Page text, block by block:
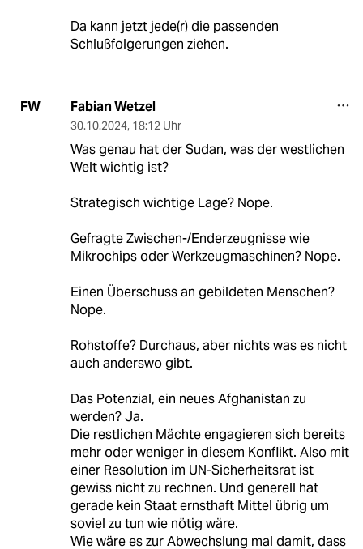
Da kann jetzt jede(r) die passenden
Schlußfolgerungen ziehen.
FW Fabian Wetzel
30.10.2024, 18:12 Uhr
Was genau hat der Sudan, was der westlichen
Welt wichtig ist?
Strategisch wichtige Lage? Nope.
Gefragte Zwischen-/Enderzeugnisse wie
Mikrochips oder Werkzeugmaschinen? Nope.
Einen Überschuss an gebildeten Menschen?
Nope.
Rohstoffe? Durchaus, aber nichts was es nicht
auch anderswo gibt.
Das Potenzial, ein neues Afghanistan zu
werden? Ja.
Die restlichen Mächte engagieren sich bereits
mehr oder weniger in diesem Konflikt. Also mit
einer Resolution im UN-Sicherheitsrat ist
gewiss nicht zu rechnen. Und generell hat
gerade kein Staat ernsthaft Mittel übrig um
soviel zu tun wie nötig wäre.
Wie wäre es zur Abwechslung mal damit, dass